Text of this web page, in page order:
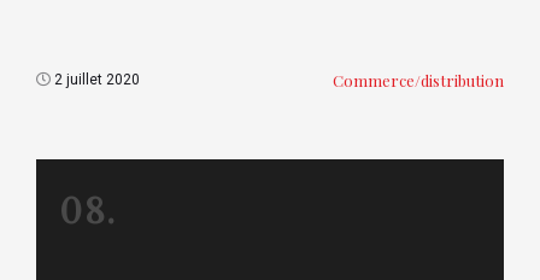
2 juillet 2020 Commerce/distribution
08.